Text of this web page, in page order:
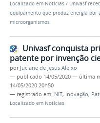
Localizado em Notícias / Univasf
equipamento que produz energia por
microorganismos
Univasf conquista
patente por invenção
por Juciane de Jesus Aleixo
— publicado 14/05/2020 — última
14/05/2020 20h50
— registrado em: NIT, Inovação,
Localizado em Notícias